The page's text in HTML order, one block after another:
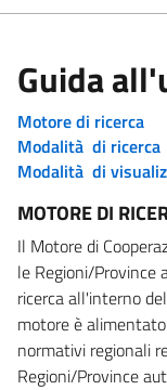
Guida
Motore di ricerca
Modalità di ricerca
Modalità di
MOTORE DI
Il Motore di
le Regioni/
ricerca all'interno
motore è
normativi regionali
Regioni/Province